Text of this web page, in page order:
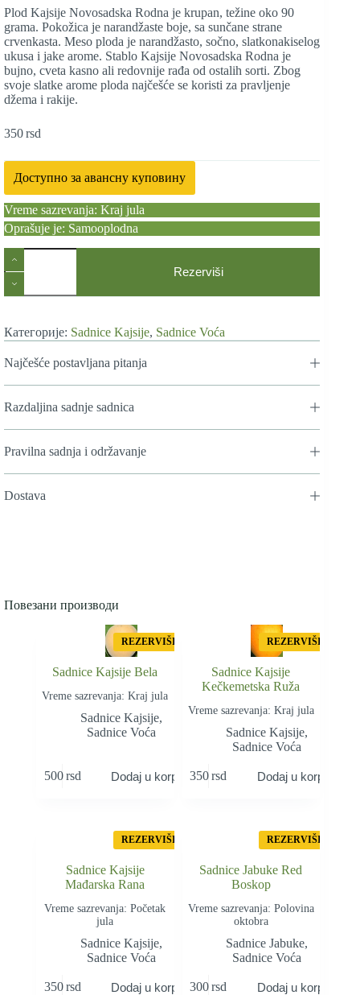
Plod Kajsije Novosadska Rodna je krupan, težine oko 90
grama. Pokožica je narandžaste boje, sa sunčane strane
crvenkasta. Meso ploda je narandžasto, sočno, slatkonakiselog
ukusa i jake arome. Stablo Kajsije Novosadska Rodna je
bujno, cveta kasno ali redovnije rađa od ostalih sorti. Zbog
svoje slatke arome ploda najčešće se koristi za pravljenje
džema i rakije.
350rsd
Доступно за авансну куповину
Vreme sazrevanja: Kraj jula
Oprašuje je: Samooplodna
Sadnice
Novosadska
Rodna
Rezerviši
Категорије: Sadnice Kajsije, Sadnice Voća
Najčešće postavljana pitanja
Razdaljina sadnje sadnica
Pravilna sadnja i održavanje
Dostava
Повезани производи
REZERVIŠI
Sadnice Kajsije Bela
Vreme sazrevanja: Kraj jula
Sadnice Kajsije,
Sadnice Voća
500rsd Dodaj u korpu
REZERVIŠI
Sadnice Kajsije
Kečkemetska Ruža
Vreme sazrevanja: Kraj jula
Sadnice Kajsije,
Sadnice Voća
350 rsd Dodaj u korpu
REZERVIŠI
Sadnice Kajsije
Mađarska Rana
Vreme sazrevanja: Početak
jula
Sadnice Kajsije,
Sadnice Voća
350rsd Dodaj u korpu
REZERVIŠI
Sadnice Jabuke Red
Boskop
Vreme sazrevanja: Polovina
oktobra
Sadnice Jabuke,
Sadnice Voća
300 rsd Dodaj u korpu